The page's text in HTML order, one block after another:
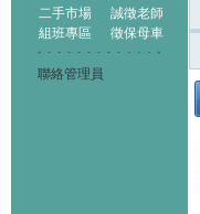
二手市場
誠徵老師
組班專區
徵保母車
聯絡管理員